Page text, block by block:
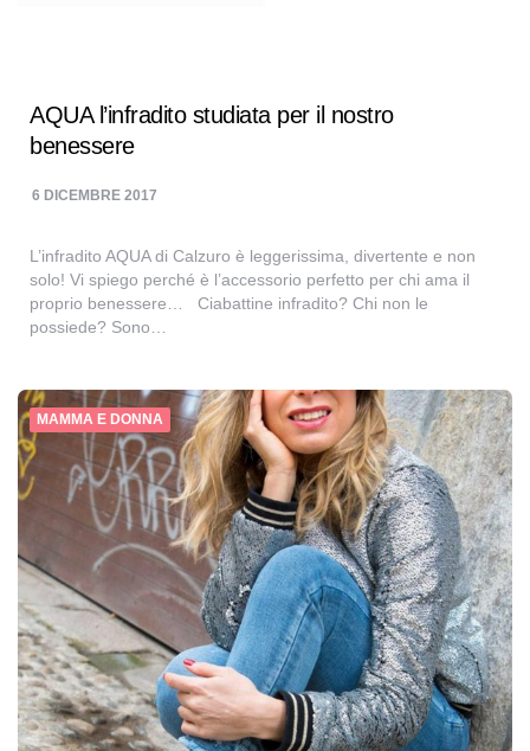
AQUA l’infradito studiata per il nostro
benessere
6 DICEMBRE 2017
L’infradito AQUA di Calzuro è leggerissima, divertente e non
solo! Vi spiego perché è l’accessorio perfetto per chi ama il
proprio benessere… Ciabattine infradito? Chi non le
possiede? Sono…
MAMMA E DONNA